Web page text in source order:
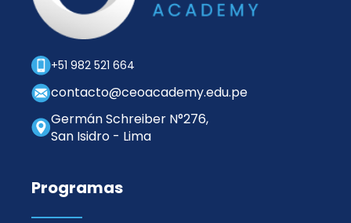
+51 982 521 664
contacto@ceoacademy.edu.pe
Germán Schreiber N°276,
San Isidro - Lima
Programas